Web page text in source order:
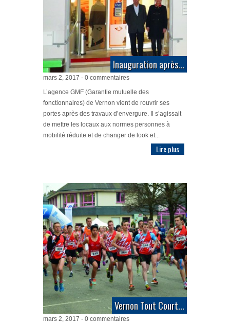
Inauguration après...
mars 2, 2017 - 0 commentaires
L’agence GMF (Garantie mutuelle des
fonctionnaires) de Vernon vient de rouvrir ses
portes après des travaux d’envergure. Il s’agissait
de mettre les locaux aux normes personnes à
mobilité réduite et de changer de look et...
Lire plus
Vernon Tout Court...
mars 2, 2017 - 0 commentaires